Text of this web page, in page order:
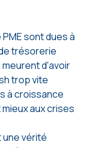
sont dues à
trésorerie
d'avoir
trop vite
à croissance
aux crises
vérité